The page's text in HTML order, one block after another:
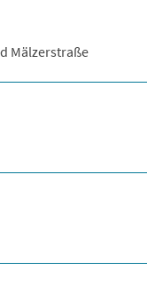
Mälzerstraße